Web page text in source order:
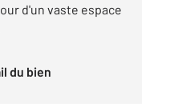
d'un vaste espace
du bien